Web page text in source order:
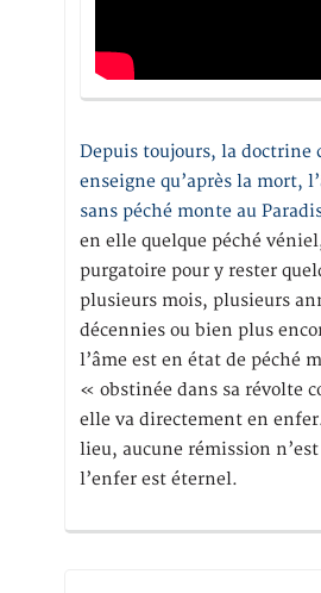
Depuis toujours, la doctrine
enseigne qu’après la mort,
sans péché monte au
en elle quelque péché
purgatoire pour y rester
plusieurs mois, plusieurs
décennies ou bien plus
l’âme est en état de péché
« obstinée dans sa révolte
elle va directement en
lieu, aucune rémission
l’enfer est éternel.